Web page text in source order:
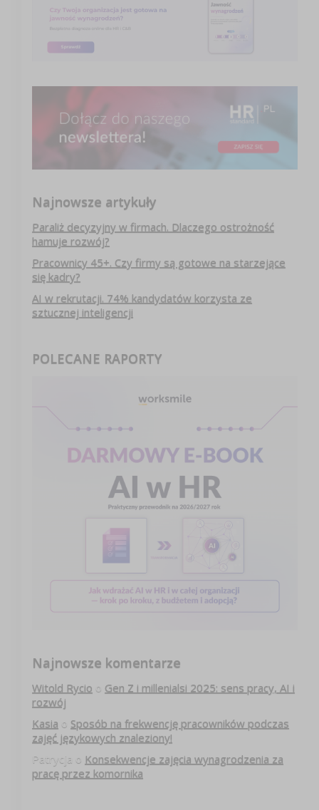
Najnowsze artykuły
Paraliż decyzyjny w firmach. Dlaczego ostrożność
hamuje rozwój?
Pracownicy 45+. Czy firmy są gotowe na starzejące
się kadry?
AI w rekrutacji. 74% kandydatów korzysta ze
sztucznej inteligencji
POLECANE RAPORTY
Najnowsze komentarze
Witold Rycio o Gen Z i millenialsi 2025: sens pracy, AI i
rozwój
Kasia o Sposób na frekwencję pracowników podczas
zajęć językowych znaleziony!
Patrycja o Konsekwencje zajęcia wynagrodzenia za
pracę przez komornika